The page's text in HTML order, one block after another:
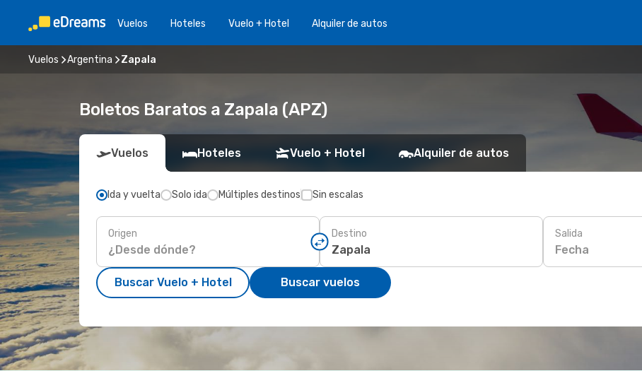
Vuelos Hoteles Vuelo + Hotel Alquiler de autos
Vuelos Argentina Zapala
Boletos Baratos a Zapala (APZ)
Vuelos Hoteles Vuelo + Hotel Alquiler de autos
Ida y vuelta Solo ida Múltiples destinos Sin escalas
Origen Destino Salida
Fecha
Buscar Vuelo + Hotel Buscar vuelos